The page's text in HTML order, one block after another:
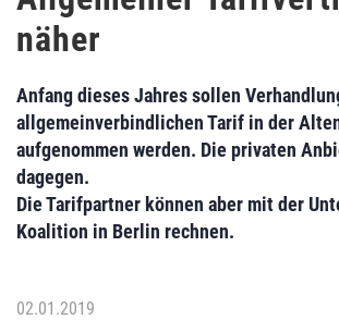
näher
Anfang dieses Jahres sollen
allgemeinverbindlichen Tarif in der
aufgenommen werden. Die privaten
dagegen.
Die Tarifpartner können aber mit der
Koalition in Berlin rechnen.
02.01.2019